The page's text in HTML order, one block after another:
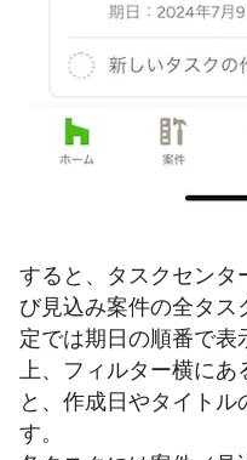
すると、タスクセンタ
び見込み案件の全タ
定では期日の順番で
上、フィルター横にあ
と、作成日やタイト
す。